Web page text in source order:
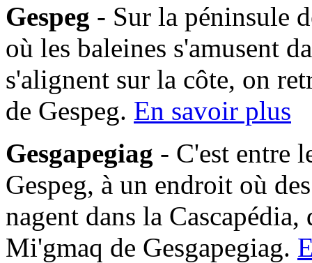
Gespeg - Sur la péninsule
où les baleines s'amusent
s'alignent sur la côte, on
de Gespeg. En savoir plus
Gesgapegiag - C'est entre
Gespeg, à un endroit où
nagent dans la
Mi'gmaq de Gesgapegiag.